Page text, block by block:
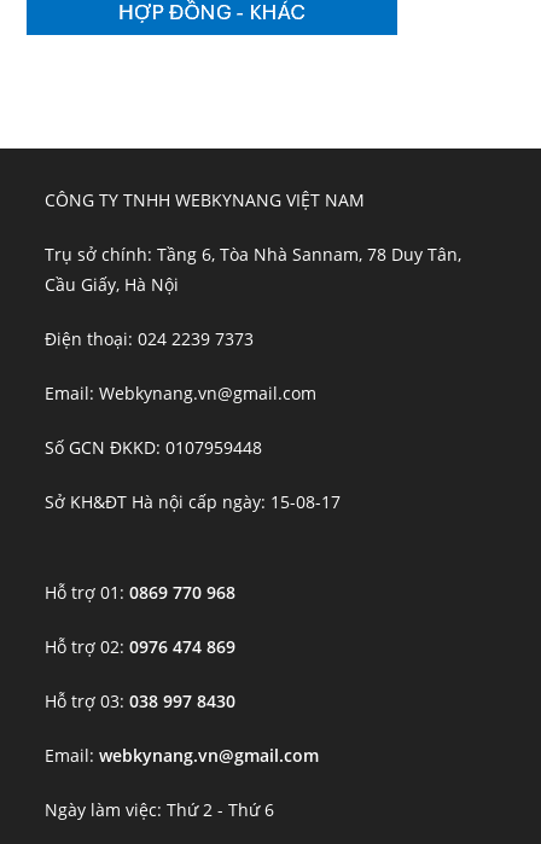
CÔNG TY TNHH WEBKYNANG VIỆT NAM
Trụ sở chính: Tầng 6, Tòa Nhà Sannam, 78 Duy Tân,
Cầu Giấy, Hà Nội
Điện thoại: 024 2239 7373
Email: Webkynang.vn@gmail.com
Số GCN ĐKKD: 0107959448
Sở KH&ĐT Hà nội cấp ngày: 15-08-17
Hỗ trợ 01:0869 770 968
Hỗ trợ 02:0976 474 869
Hỗ trợ 03:038 997 8430
Email:webkynang.vn@gmail.com
Ngày làm việc: Thứ 2 - Thứ 6